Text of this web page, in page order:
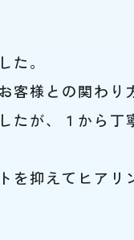
た。
客様との関わ
たが、１から丁
を抑えてヒアリ